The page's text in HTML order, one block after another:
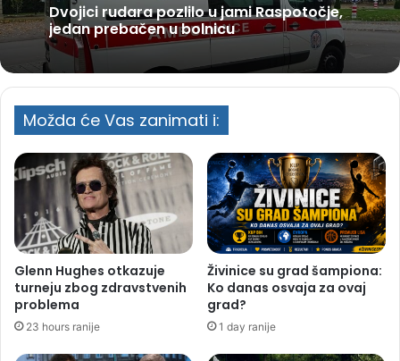
Dvojici rudara pozlilo u jami Raspotočje,
jedan prebačen u bolnicu
Možda će Vas zanimati i:
Glenn Hughes otkazuje
turneju zbog zdravstvenih
problema
23 hours ranije
Živinice su grad šampiona:
Ko danas osvaja za ovaj
grad?
1 day ranije